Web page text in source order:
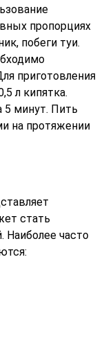
пропорциях
побеги туи.
приготовления
л кипятка.
5 минут. Пить
на протяжении
стать
Наиболее часто